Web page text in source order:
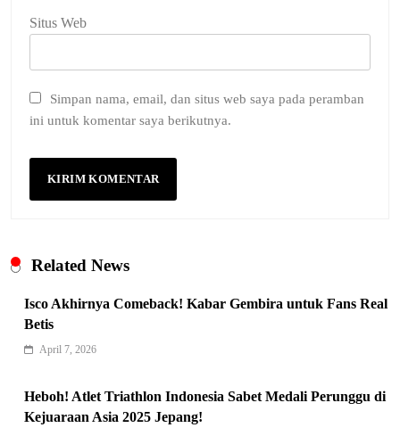
Indonesia Siap Gaspol! Jadi Pemain
Situs Web
Simpan nama, email, dan situs web saya pada peramban
ini untuk komentar saya berikutnya.
Related News
Isco Akhirnya Comeback! Kabar Gembira untuk Fans Real
Betis
April 7, 2026
Heboh! Atlet Triathlon Indonesia Sabet Medali Perunggu di
Kejuaraan Asia 2025 Jepang!